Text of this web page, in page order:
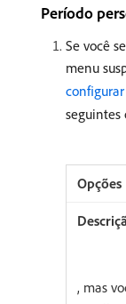
Período
Se você
menu
seguintes
, mas